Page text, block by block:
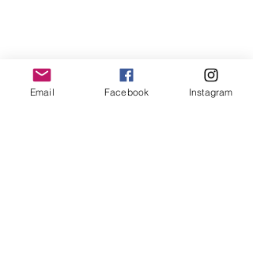
Email Facebook Instagram